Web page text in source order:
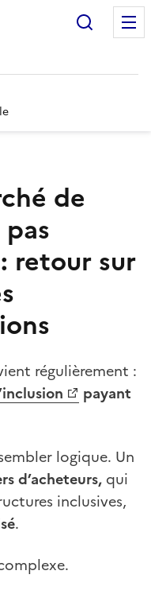
de
retour sur
régulièrement :
payant
logique. Un
d’acheteurs, qui
inclusives,
.